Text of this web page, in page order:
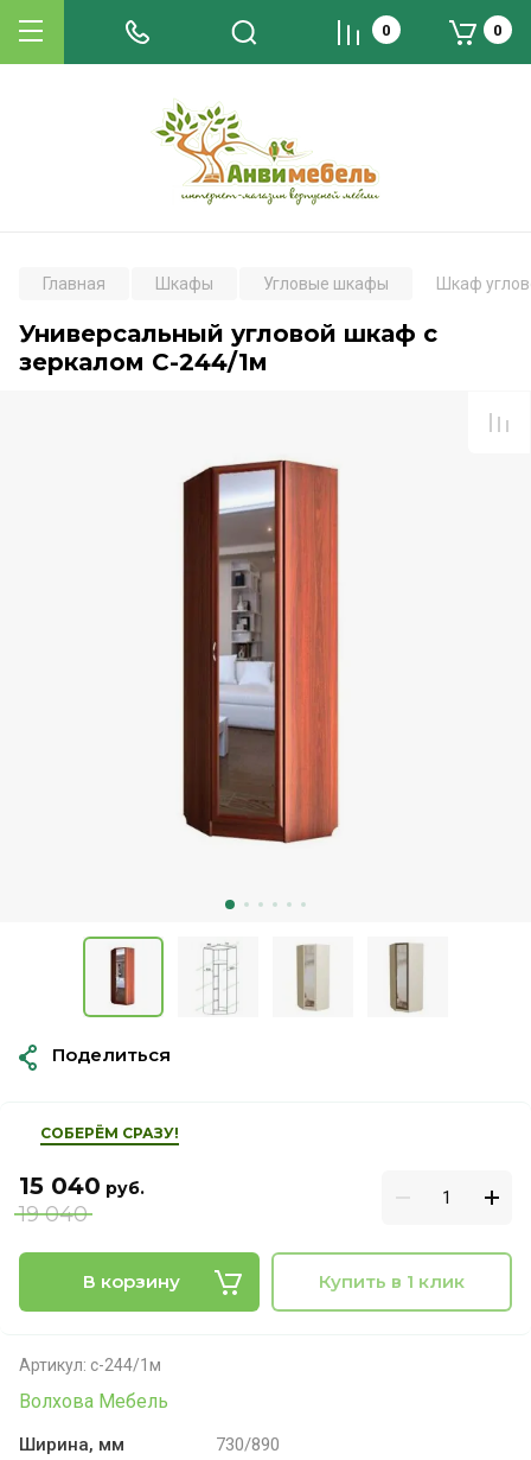
0 0
Главная Шкафы Угловые шкафы Шкаф
Универсальный угловой шкаф с
зеркалом С-244/1м
СОБЕРЁМ СРАЗУ!
15 040 руб.
19 040
В корзину Купить в 1 клик
Артикул: с-244/1м
Волхова Мебель
Ширина, мм 730/890
Поделиться